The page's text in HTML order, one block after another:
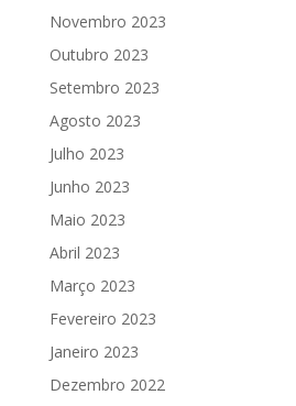
Novembro 2023
Outubro 2023
Setembro 2023
Agosto 2023
Julho 2023
Junho 2023
Maio 2023
Abril 2023
Março 2023
Fevereiro 2023
Janeiro 2023
Dezembro 2022